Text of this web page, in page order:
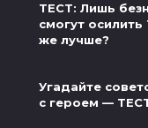
ТЕСТ: Лишь
смогут
же лучше?
Угадайте
с героем —